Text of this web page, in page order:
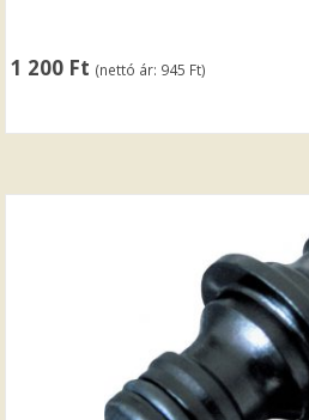
1 200 Ft (nettó ár: 945 Ft)